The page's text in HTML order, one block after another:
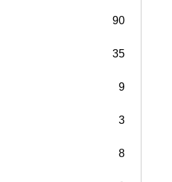
90
35
9
3
8